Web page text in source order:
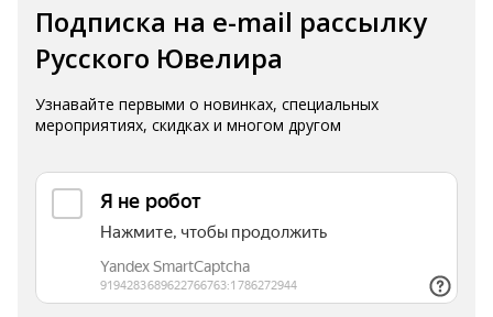
Подписка на e-mail рассылку
Русского Ювелира
Узнавайте первыми о новинках, специальных
мероприятиях, скидках и многом другом